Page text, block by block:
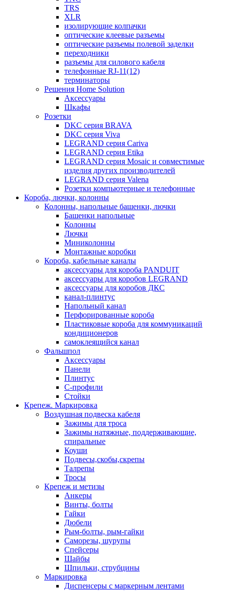
TRS
XLR
изолирующие колпачки
оптические клеевые разъемы
оптические разъемы полевой заделки
переходники
разъемы для силового кабеля
телефонные RJ-11(12)
терминаторы
Решения Home Solution
Аксессуары
Шкафы
Розетки
DKC серия BRAVA
DKC серия Viva
LEGRAND серия Cariva
LEGRAND серия Etika
LEGRAND серия Mosaic и совместимые
изделия других производителей
LEGRAND серия Valena
Розетки компьютерные и телефонные
Короба, лючки, колонны
Колонны, напольные башенки, лючки
Башенки напольные
Колонны
Лючки
Миниколонны
Монтажные коробки
Короба, кабельные каналы
аксессуары для короба PANDUIT
аксессуары для коробов LEGRAND
аксессуары для коробов ДКС
канал-плинтус
Напольный канал
Перфорированные короба
Пластиковые короба для коммуникаций
кондиционеров
самоклеящийся канал
Фальшпол
Аксессуары
Панели
Плинтус
С-профили
Стойки
Крепеж. Маркировка
Воздушная подвеска кабеля
Зажимы для троса
Зажимы натяжные, поддерживающие,
спиральные
Коуши
Подвесы,скобы,скрепы
Талрепы
Тросы
Крепеж и метизы
Анкеры
Винты, болты
Гайки
Дюбели
Рым-болты, рым-гайки
Саморезы, шурупы
Спейсеры
Шайбы
Шпильки, струбцины
Маркировка
Диспенсеры с маркерным лентами